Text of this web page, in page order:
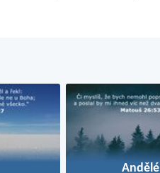
Andělé